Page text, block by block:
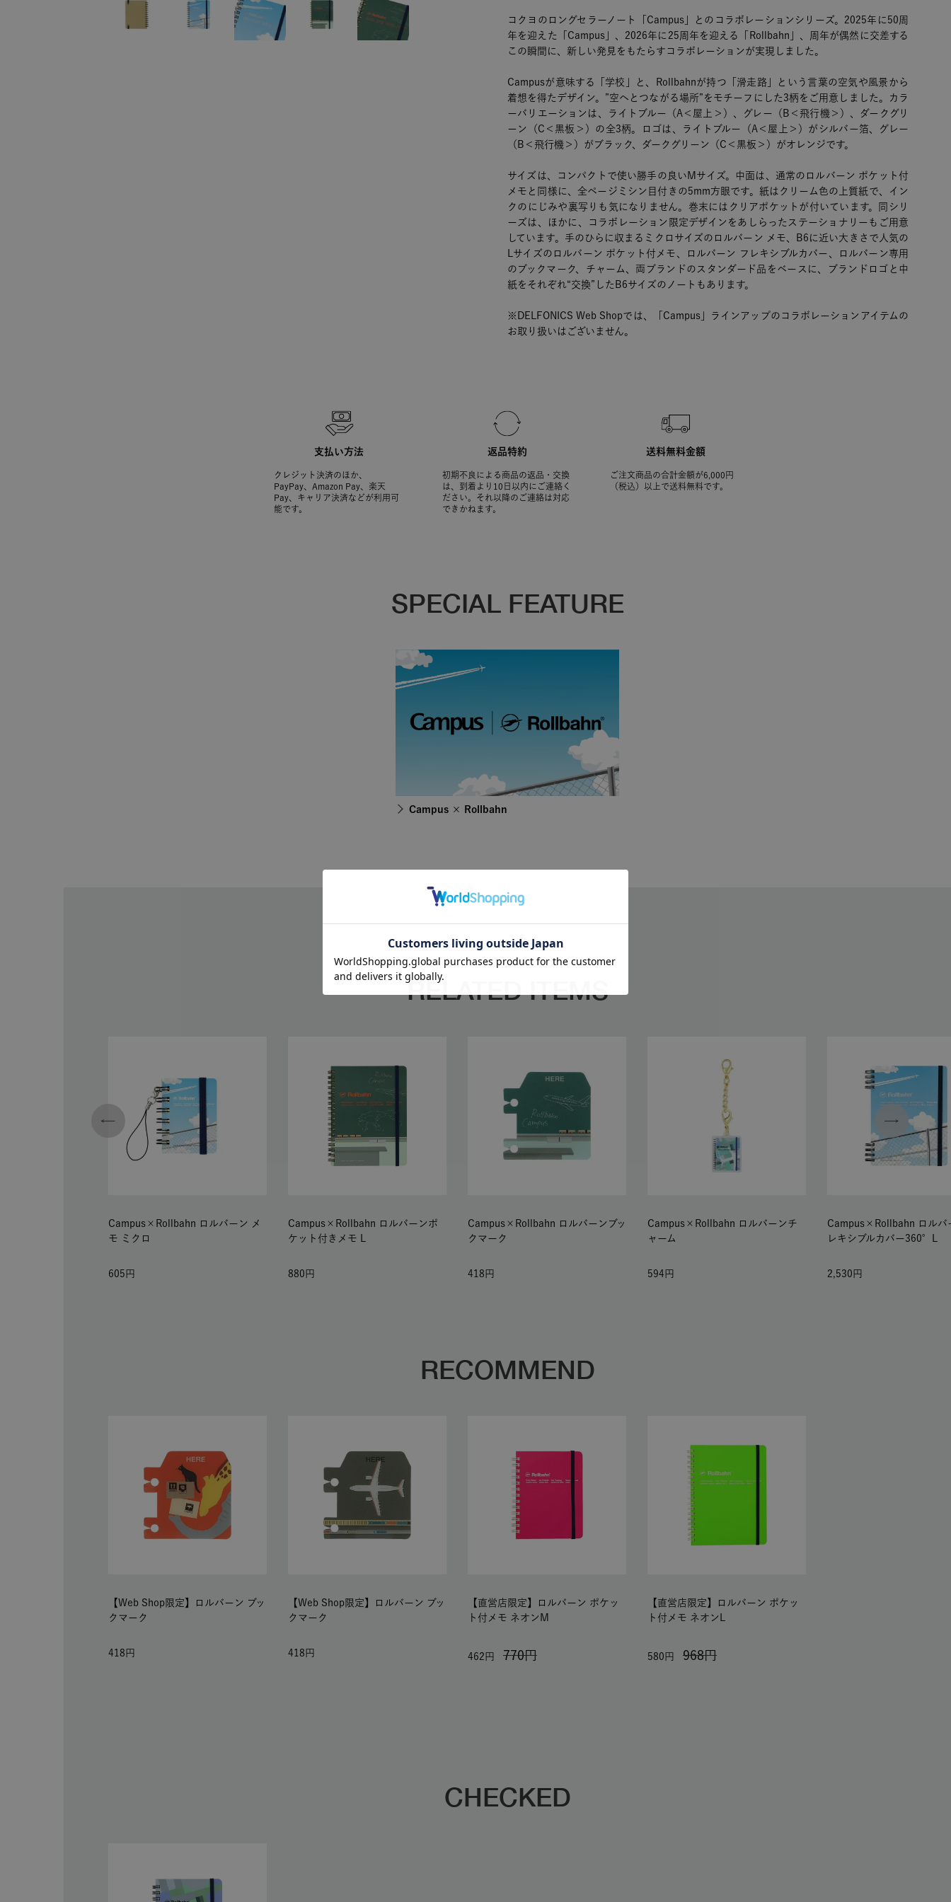
コクヨのロングセラーノート「Campus」とのコラボレーションシリーズ。2025年に50周
年を迎えた「Campus」、2026年に25周年を迎える「Rollbahn」、周年が偶然に交差する
この瞬間に、新しい発見をもたらすコラボレーションが実現しました。
Campusが意味する「学校」と、Rollbahnが持つ「滑走路」という言葉の空気や風景から
着想を得たデザイン。”空へとつながる場所”をモチーフにした3柄をご用意しました。カラ
ーバリエーションは、ライトブルー（A＜屋上＞）、グレー（B＜飛行機＞）、ダークグリ
ーン（C＜黒板＞）の全3柄。ロゴは、ライトブルー（A＜屋上＞）がシルバー箔、グレー
（B＜飛行機＞）がブラック、ダークグリーン（C＜黒板＞）がオレンジです。
サイズは、コンパクトで使い勝手の良いMサイズ。中面は、通常のロルバーン ポケット付
メモと同様に、全ページミシン目付きの5mm方眼です。紙はクリーム色の上質紙で、イン
クのにじみや裏写りも気になりません。巻末にはクリアポケットが付いています。同シリ
ーズは、ほかに、コラボレーション限定デザインをあしらったステーショナリーもご用意
しています。手のひらに収まるミクロサイズのロルバーン メモ、B6に近い大きさで人気の
Lサイズのロルバーン ポケット付メモ、ロルバーン フレキシブルカバー、ロルバーン専用
のブックマーク、チャーム、両ブランドのスタンダード品をベースに、ブランドロゴと中
紙をそれぞれ“交換”したB6サイズのノートもあります。
※DELFONICS Web Shopでは、「Campus」ラインアップのコラボレーションアイテムの
お取り扱いはございません。
支払い方法
クレジット決済のほか、
PayPay、Amazon Pay、楽天
Pay、キャリア決済などが利用可
能です。
返品特約
初期不良による商品の返品・交換
は、到着より10日以内にご連絡く
ださい。それ以降のご連絡は対応
できかねます。
送料無料金額
ご注文商品の合計金額が6,000円
（税込）以上で送料無料です。
SPECIAL FEATURE
Campus × Rollbahn
RELATED ITEMS
Campus×Rollbahn ロルバーン メ
モ ミクロ
605
Campus×Rollbahn ロルバーンポ
ケット付きメモ L
880
Campus×Rollbahn ロルバーンブッ
クマーク
418
Campus×Rollbahn ロルバーンチ
ャーム
594
Campus×Rollbahn ロルバ
レキシブルカバー360°L
2,530
RECOMMEND
【Web Shop限定】ロルバーン ブッ
クマーク
418
【Web Shop限定】ロルバーン ブッ
クマーク
418
【直営店限定】ロルバーン ポケッ
ト付メモ ネオンM
770
462
【直営店限定】ロルバーン ポケッ
ト付メモ ネオンL
968
580
CHECKED